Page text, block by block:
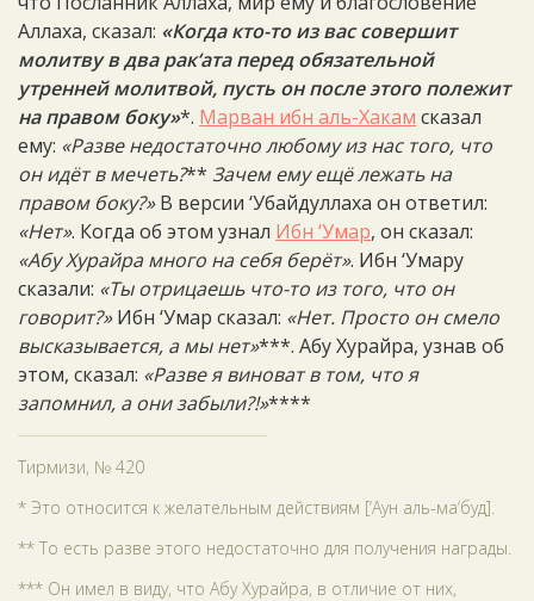
Аллаха, сказал: «Когда кто-то из вас совершит
молитву в два рак‘ата перед обязательной
утренней молитвой, пусть он после этого полежит
на правом боку»*. Марван ибн аль-Хакам сказал
ему: «Разве недостаточно любому из нас того, что
он идёт в мечеть?** Зачем ему ещё лежать на
правом боку?»В версии ‘Убайдуллаха он ответил:
«Нет». Когда об этом узнал Ибн ‘Умар, он сказал:
«Абу Хурайра много на себя берёт». Ибн ‘Умару
сказали: «Ты отрицаешь что-то из того, что он
говорит?»Ибн ‘Умар сказал: «Нет. Просто он смело
высказывается, а мы нет»***. Абу Хурайра, узнав об
этом, сказал: «Разве я виноват в том, что я
запомнил, а они забыли?!»****
Тирмизи, № 420
* Это относится к желательным действиям [‘Аун аль-ма‘буд].
** То есть разве этого недостаточно для получения награды.
*** Он имел в виду, что Абу Хурайра, в отличие от них,